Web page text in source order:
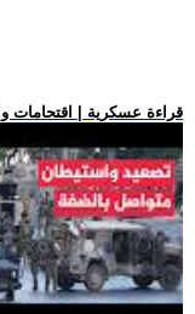
.. قراءة عسكرية | اقتحامات